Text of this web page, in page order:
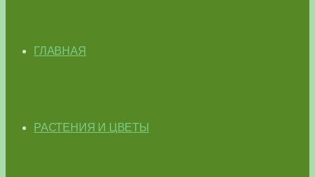
ГЛАВНАЯ
РАСТЕНИЯ И ЦВЕТЫ